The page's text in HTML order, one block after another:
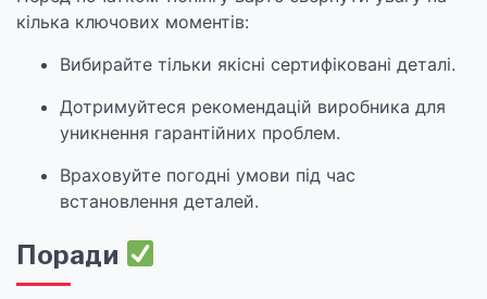
кілька ключових моментів:
Вибирайте тільки якісні сертифіковані деталі.
Дотримуйтеся рекомендацій виробника для
уникнення гарантійних проблем.
Враховуйте погодні умови під час
встановлення деталей.
Поради